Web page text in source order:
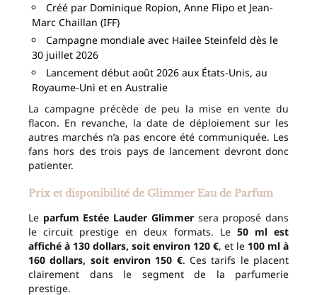
Créé par Dominique Ropion, Anne Flipo et Jean-
Marc Chaillan (IFF)
Campagne mondiale avec Hailee Steinfeld dès le
30 juillet 2026
Lancement début août 2026 aux États-Unis, au
Royaume-Uni et en Australie
La campagne précède de peu la mise en vente du
flacon. En revanche, la date de déploiement sur les
autres marchés n’a pas encore été communiquée. Les
fans hors des trois pays de lancement devront donc
patienter.
Prix et disponibilité de Glimmer Eau de Parfum
Le parfum Estée Lauder Glimmersera proposé dans
le circuit prestige en deux formats. Le 50 ml est
affiché à 130 dollars, soit environ 120 €, et le 100 ml à
160 dollars, soit environ 150 €. Ces tarifs le placent
clairement dans le segment de la parfumerie
prestige.